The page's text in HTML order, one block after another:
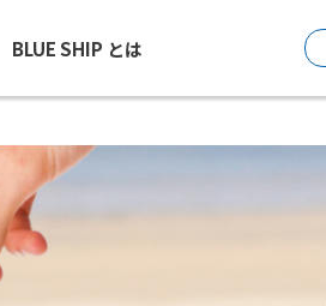
BLUE SHIP とは